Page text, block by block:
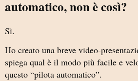
automatico, non è così?
Sì.
Ho creato una breve video-
spiega qual è il modo più facile e
questo “pilota automatico”.